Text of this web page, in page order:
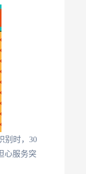
别时，30
心服务突